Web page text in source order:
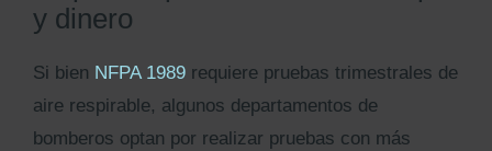
y dinero
Si bien NFPA 1989requiere pruebas trimestrales de
aire respirable, algunos departamentos de
bomberos optan por realizar pruebas con más